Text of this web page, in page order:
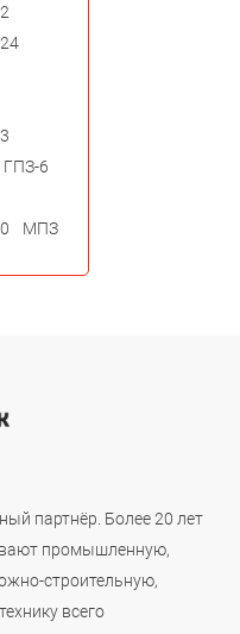
ГПЗ-6
МПЗ
партнёр. Более 20 лет
промышленную,
строительную,
всего